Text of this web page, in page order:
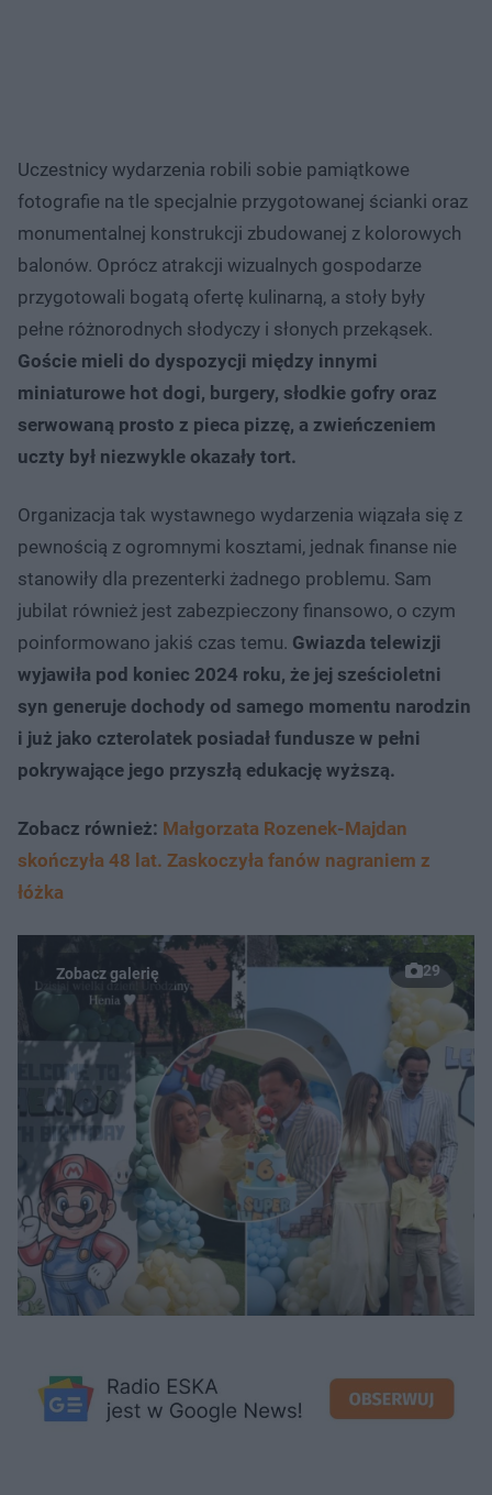
Uczestnicy wydarzenia robili sobie pamiątkowe
fotografie na tle specjalnie przygotowanej ścianki oraz
monumentalnej konstrukcji zbudowanej z kolorowych
balonów. Oprócz atrakcji wizualnych gospodarze
przygotowali bogatą ofertę kulinarną, a stoły były
pełne różnorodnych słodyczy i słonych przekąsek.
Goście mieli do dyspozycji między innymi
miniaturowe hot dogi, burgery, słodkie gofry oraz
serwowaną prosto z pieca pizzę, a zwieńczeniem
uczty był niezwykle okazały tort.
Organizacja tak wystawnego wydarzenia wiązała się z
pewnością z ogromnymi kosztami, jednak finanse nie
stanowiły dla prezenterki żadnego problemu. Sam
jubilat również jest zabezpieczony finansowo, o czym
poinformowano jakiś czas temu. Gwiazda telewizji
wyjawiła pod koniec 2024 roku, że jej sześcioletni
syn generuje dochody od samego momentu narodzin
i już jako czterolatek posiadał fundusze w pełni
pokrywające jego przyszłą edukację wyższą.
Zobacz również: Małgorzata Rozenek-Majdan
skończyła 48 lat. Zaskoczyła fanów nagraniem z
łóżka
29